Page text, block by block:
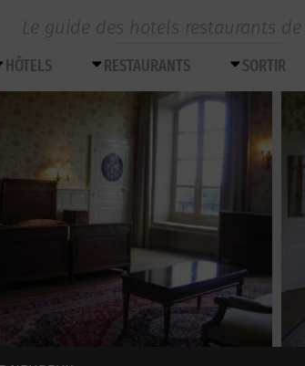
Le guide des hotels restaurants de
HÔTELS RESTAURANTS SORTIR